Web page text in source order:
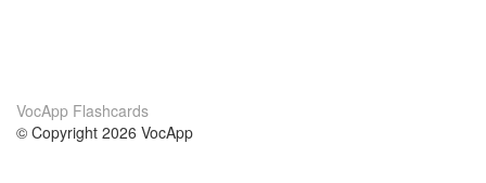
VocApp Flashcards
© Copyright 2026 VocApp